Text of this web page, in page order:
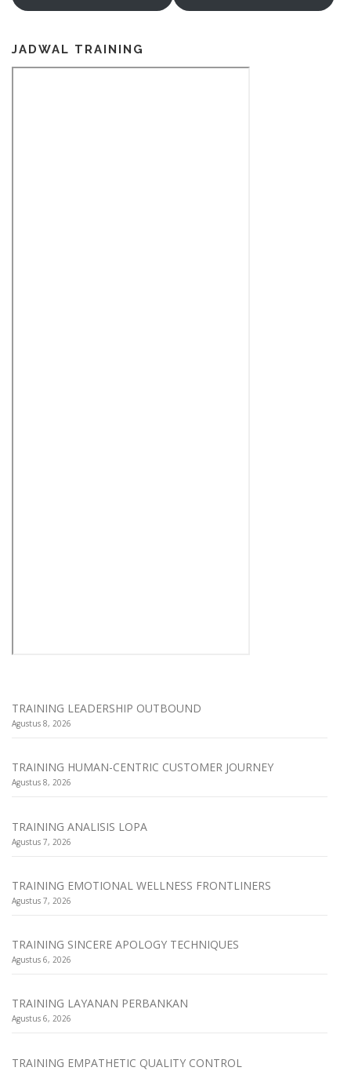
JADWAL TRAINING
TRAINING LEADERSHIP OUTBOUND
Agustus 8, 2026
TRAINING HUMAN-CENTRIC CUSTOMER JOURNEY
Agustus 8, 2026
TRAINING ANALISIS LOPA
Agustus 7, 2026
TRAINING EMOTIONAL WELLNESS FRONTLINERS
Agustus 7, 2026
TRAINING SINCERE APOLOGY TECHNIQUES
Agustus 6, 2026
TRAINING LAYANAN PERBANKAN
Agustus 6, 2026
TRAINING EMPATHETIC QUALITY CONTROL